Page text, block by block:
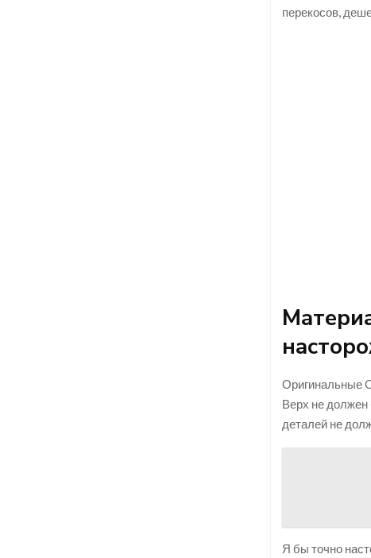
перекосов,
Оригинальные
Верх не должен
деталей не
Я бы точно